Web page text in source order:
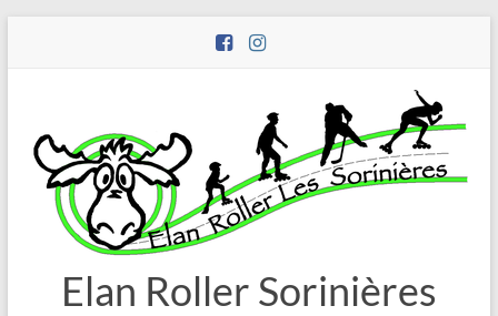
Elan Roller Sorinières